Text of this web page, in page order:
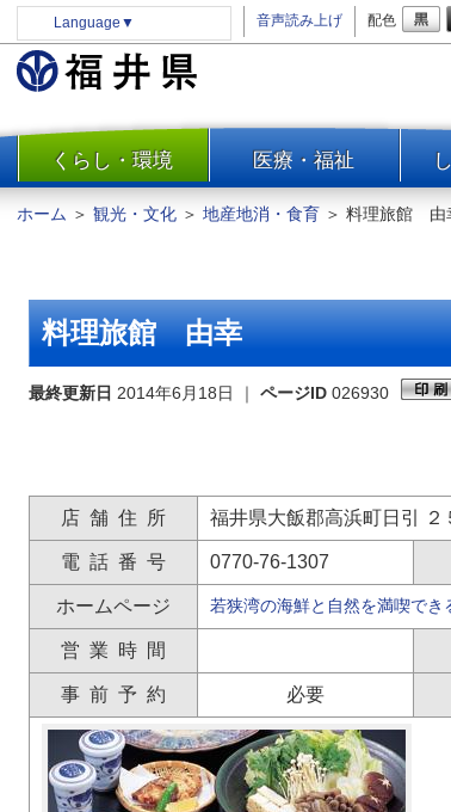
Language ▼ 音声読み上げ 配色
一覧
くらし・環境 医療・福祉
防災
水道・エネルギー
住まい・土地
環境問題・廃棄物対策・リサ
イクル
河川・砂防・港湾
自然
ホーム ＞ 観光・文化 ＞ 地産地消・食育 ＞ 料理旅館 由
料理旅館 由幸
最終更新日 2014年6月18日 ｜ ページID 026930
店 舗 住 所 福井県大飯郡高浜町日引
電 話 番 号 0770-76-1307
ホームページ 若狭湾の海鮮と自然を満喫で
営 業 時 間
事 前 予 約 必要